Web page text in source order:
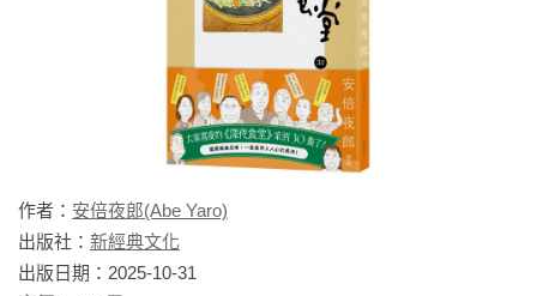
作者： 安倍夜郎(Abe Yaro)
出版社： 新經典文化
出版日期：2025-10-31